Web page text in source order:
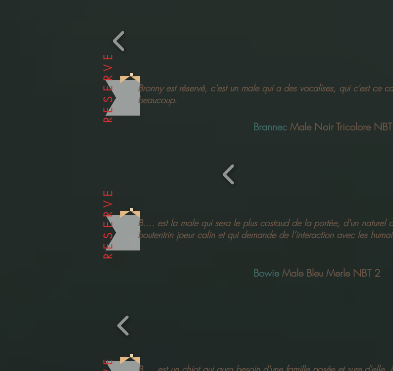
Bronny est réservé, c'est un male qui a des vocalises, qui c'est ce
beaucoup.
RESERVE
Brannec Male Noir Tricolore
B.... est la male qui sera le plus costaud de la portée, d'un naturel
boutentrin joeur calin et qui demande de l’interaction avec les
RESERVE
Bowie Male Bleu Merle NBT 2